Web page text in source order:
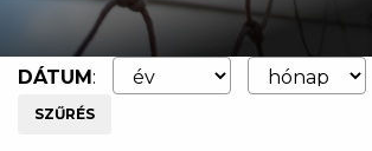
DÁTUM:
SZŰRÉS